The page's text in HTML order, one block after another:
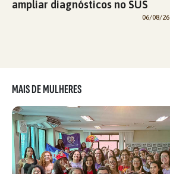
ampliar diagnósticos no SUS
06/08/26
MAIS DE MULHERES